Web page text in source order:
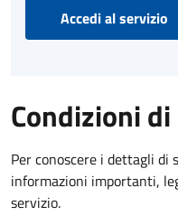
Accedi al servizio
Condizioni
Per conoscere i dettagli di
informazioni importanti,
servizio.